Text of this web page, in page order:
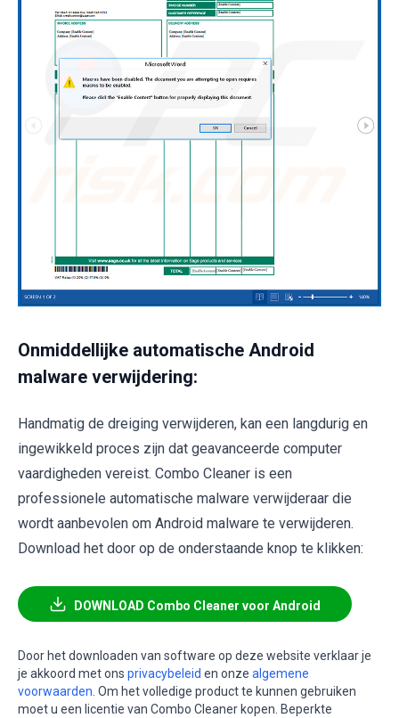
Onmiddellijke automatische Android
malware verwijdering:
Handmatig de dreiging verwijderen, kan een langdurig en
ingewikkeld proces zijn dat geavanceerde computer
vaardigheden vereist. Combo Cleaner is een
professionele automatische malware verwijderaar die
wordt aanbevolen om Android malware te verwijderen.
Download het door op de onderstaande knop te klikken:
DOWNLOAD Combo Cleaner voor Android
Door het downloaden van software op deze website verklaar je
je akkoord met ons privacybeleid en onze algemene
voorwaarden . Om het volledige product te kunnen gebruiken
moet u een licentie van Combo Cleaner kopen. Beperkte